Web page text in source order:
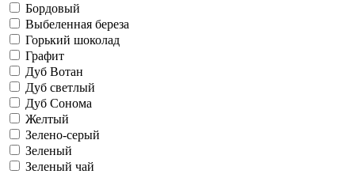
Бордовый
Выбеленная береза
Горький шоколад
Графит
Дуб Вотан
Дуб светлый
Дуб Сонома
Желтый
Зелено-серый
Зеленый
Зеленый чай